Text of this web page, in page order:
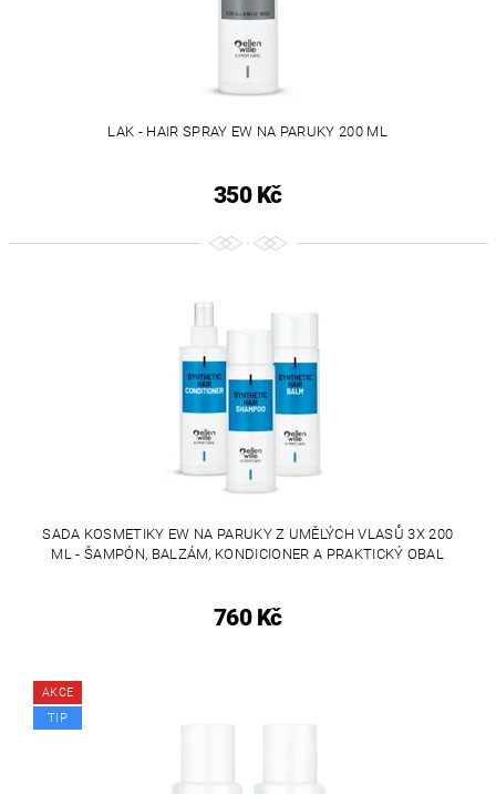
LAK - HAIR SPRAY EW NA PARUKY 200 ML
350 Kč
SADA KOSMETIKY EW NA PARUKY Z UMĚLÝCH VLASŮ 3X 200
ML - ŠAMPÓN, BALZÁM, KONDICIONER A PRAKTICKÝ OBAL
760 Kč
AKCE
TIP